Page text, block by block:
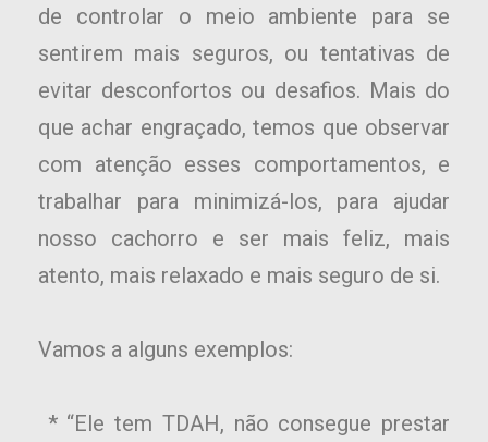
de controlar o meio ambiente para se
sentirem mais seguros, ou tentativas de
evitar desconfortos ou desafios. Mais do
que achar engraçado, temos que observar
com atenção esses comportamentos, e
trabalhar para minimizá-los, para ajudar
nosso cachorro e ser mais feliz, mais
atento, mais relaxado e mais seguro de si.
Vamos a alguns exemplos:
* “Ele tem TDAH, não consegue prestar